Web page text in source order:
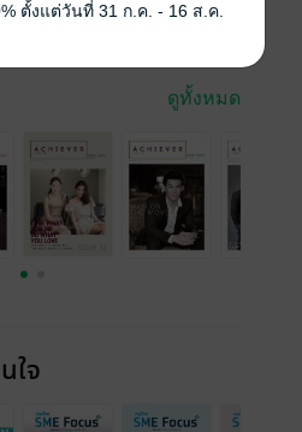
ดูทั้งหมด
ใจ
ตั้งแต่วันที่ 31 ก.ค. - 16 ส.ค.